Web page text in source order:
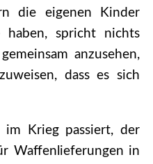
die eigenen Kinder
haben, spricht nichts
anzusehen,
dass es sich
Krieg passiert, der
Waffenlieferungen in